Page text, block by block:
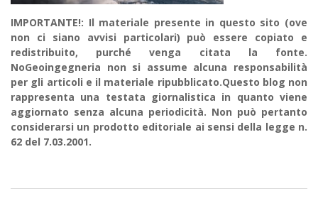
IMPORTANTE!: Il materiale presente in questo sito (ove
non ci siano avvisi particolari) può essere copiato e
redistribuito, purché venga citata la fonte.
NoGeoingegneria non si assume alcuna responsabilità
per gli articoli e il materiale ripubblicato.Questo blog non
rappresenta una testata giornalistica in quanto viene
aggiornato senza alcuna periodicità. Non può pertanto
considerarsi un prodotto editoriale ai sensi della legge n.
62 del 7.03.2001.